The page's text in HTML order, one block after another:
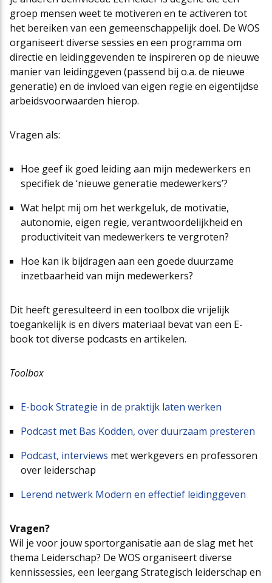
groep mensen weet te motiveren en te activeren tot
het bereiken van een gemeenschappelijk doel. De WOS
organiseert diverse sessies en een programma om
directie en leidinggevenden te inspireren op de nieuwe
manier van leidinggeven (passend bij o.a. de nieuwe
generatie) en de invloed van eigen regie en eigentijdse
arbeidsvoorwaarden hierop.
Vragen als:
Hoe geef ik goed leiding aan mijn medewerkers en
specifiek de ‘nieuwe generatie medewerkers’?
Wat helpt mij om het werkgeluk, de motivatie,
autonomie, eigen regie, verantwoordelijkheid en
productiviteit van medewerkers te vergroten?
Hoe kan ik bijdragen aan een goede duurzame
inzetbaarheid van mijn medewerkers?
Dit heeft geresulteerd in een toolbox die vrijelijk
toegankelijk is en divers materiaal bevat van een E-
book tot diverse podcasts en artikelen.
Toolbox
E-book Strategie in de praktijk laten werken
Podcast met Bas Kodden, over duurzaam presteren
Podcast, interviews met werkgevers en professoren
over leiderschap
Lerend netwerk Modern en effectief leidinggeven
Vragen?
Wil je voor jouw sportorganisatie aan de slag met het
thema Leiderschap? De WOS organiseert diverse
kennissessies, een leergang Strategisch leiderschap en
Cao-app
Updates CAO Sport 2026-2027
FAQ
First Time Leaders
Strategisch en Wendbaar Leiderschap in de Sport
Governance in de Sport
Mantelovereenkomsten
Thema’s
Het nieuwe pensioenstelsel
Team
Raad van Toezicht
Vacatures
Contact